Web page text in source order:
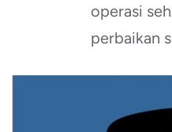
operasi
perbaikan